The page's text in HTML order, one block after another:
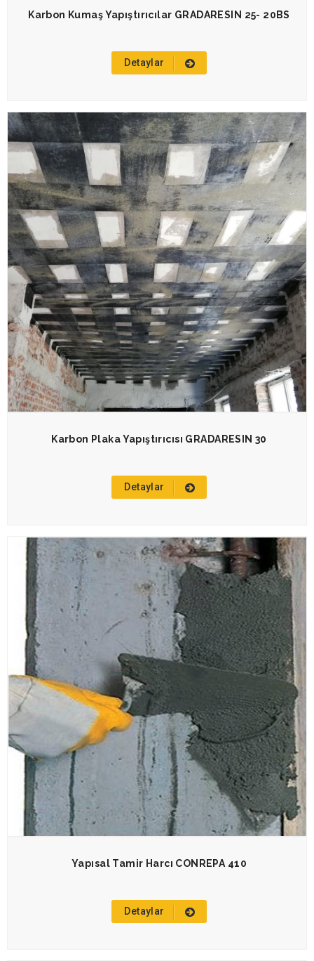
Karbon Kumaş Yapıştırıcılar GRADARESIN 25- 20BS
Detaylar
Karbon Plaka Yapıştırıcısı GRADARESIN 30
Detaylar
Yapısal Tamir Harcı CONREPA 410
Detaylar